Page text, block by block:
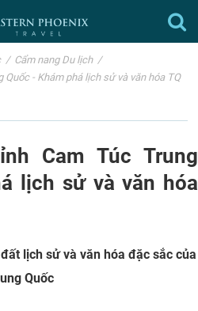
/ Cẩm nang Du lịch /
Quốc - Khám phá lịch sử và văn hóa TQ
Cam Túc Trung
lịch sử và văn hóa
lịch sử và văn hóa đặc sắc của
Quốc